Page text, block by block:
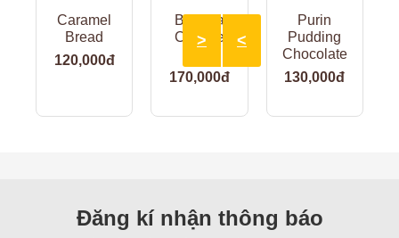
<
>
Caramel
Bread
120,000đ
Banana
Cheese
170,000đ
Purin
Pudding
Chocolate
130,000đ
Đăng kí nhận thông báo